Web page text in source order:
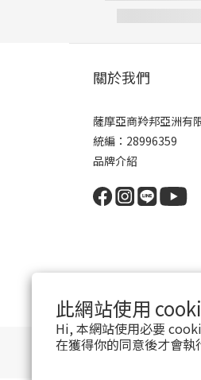
此網站使用
Hi, 本網站使用必要
在獲得你的同意後才會執
關於我們
薩摩亞商羚邦亞洲有
統編：28996359
品牌介紹